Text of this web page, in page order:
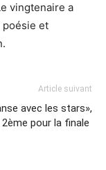
vingtenaire a
poésie et
Article suivant
avec les stars»,
2ème pour la finale